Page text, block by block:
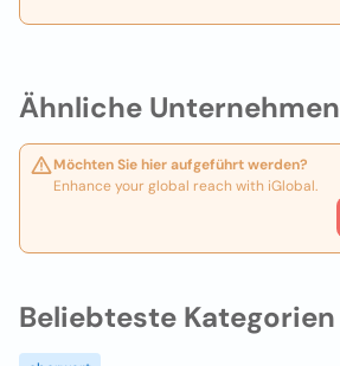
Ähnliche Unternehmen
Möchten Sie hier aufgeführt werden?
Enhance your global reach with iGlobal.
Beliebteste Kategorien